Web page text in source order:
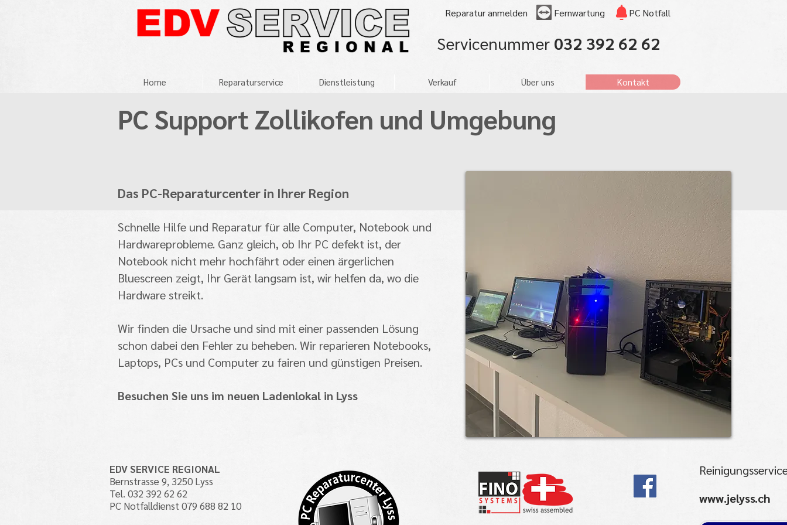
Fernwartung PC Notfall
Servicenummer 032 392 62 62
Reparatur anmelden
Home Reparaturservice Dienstleistung Verkauf Über uns Kontakt
PC Support Zollikofen und Umgebung
Das PC-Reparaturcenter in Ihrer Region
Schnelle Hilfe und Reparatur für alle Computer, Notebook und
Hardwareprobleme. Ganz gleich, ob Ihr PC defekt ist, der
Notebook nicht mehr hochfährt oder einen ärgerlichen
Bluescreen zeigt, Ihr Gerät langsam ist, wir helfen da, wo die
Hardware streikt.
Wir finden die Ursache und sind mit einer passenden Lösung
schon dabei den Fehler zu beheben. Wir reparieren Notebooks,
Laptops, PCs und Computer zu fairen und günstigen Preisen.
Besuchen Sie uns im neuen Ladenlokal in Lyss
EDV SERVICE REGIONAL
Bernstrasse 9, 3250 Lyss
Tel. 032 392 62 62
PC Notfalldienst 079 688 82 10
www.jelyss.ch